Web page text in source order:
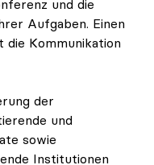
und die
Aufgaben. Einen
Kommunikation
der
und
sowie
Institutionen